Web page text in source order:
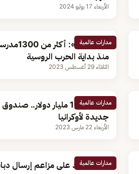
الأربعاء 17 يوليو 2024
مدارات عالمية
منذ بداية الحرب الروسية
الثلاثاء 29 أغسطس 2023
مدارات عالمية
بقيمة 15.6 مليار دولار..
جديدة لأوكرانيا
الأربعاء 22 مارس 2023
مدارات عالمية
المغرب يرد على مزاعم إرسال